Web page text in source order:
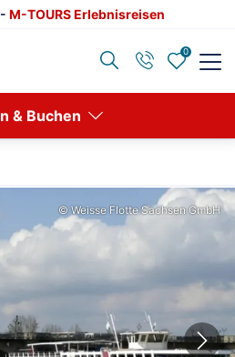
M-TOURS Erlebnisreisen
0
& Buchen
© Weisse Flotte Sachsen GmbH